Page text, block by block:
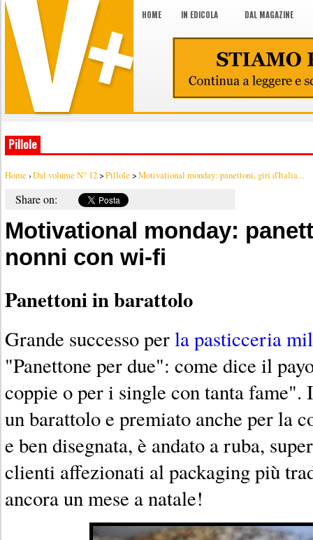
HOME IN EDICOLA DAL MAGAZINE
Pillole
Home ›Dal volume N° 12>Pillole >Motivational monday: panettoni, giri d'Italia...
Share on:
Motivational monday:
nonni con wi-fi
Panettoni in barattolo
Grande successo perla pasticceria
"Panettone per due": come dice il
coppie o per i single con tanta
un barattolo e premiato anche per la
e ben disegnata, è andato a ruba,
clienti affezionati al packaging più
ancora un mese a natale!